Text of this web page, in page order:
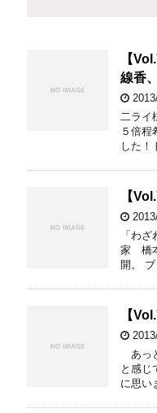
【
線香
二ライ
５倍程
した！
【
「わ
家 橋
開。
【
あっ
と感じ
に思い